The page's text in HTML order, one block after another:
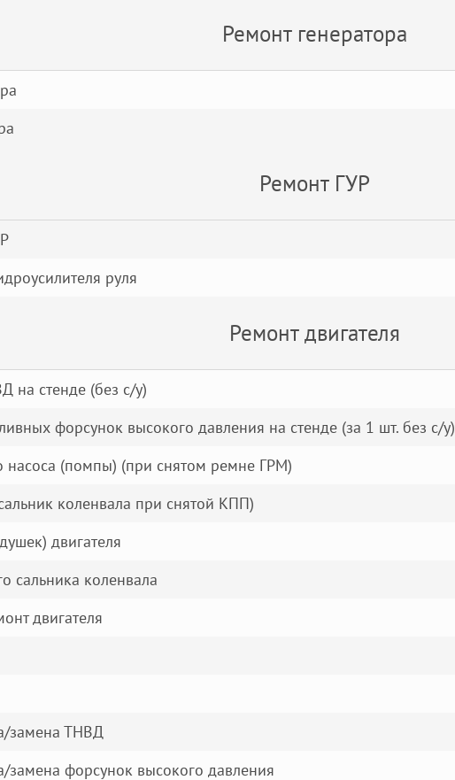
Ремонт генератора
Ремонт ГУР
руля
Ремонт двигателя
на стенде (без с/у)
форсунок высокого давления на стенде (за 1 шт. без с/у)
насоса (помпы) (при снятом ремне ГРМ)
коленвала при снятой КПП)
двигателя
сальника коленвала
двигателя
замена ТНВД
замена форсунок высокого давления